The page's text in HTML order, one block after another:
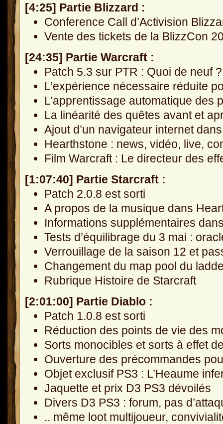
[4:25] Partie Blizzard :
Conference Call d’Activision
Vente des tickets de la BlizzCon
[24:35] Partie Warcraft :
Patch 5.3 sur PTR : Quoi de neuf ?
L’expérience nécessaire réduite
L’apprentissage automatique des
La linéarité des quêtes avant et
Ajout d’un navigateur internet
Hearthstone : news, vidéo, live,
Film Warcraft : Le directeur des
[1:07:40] Partie Starcraft :
Patch 2.0.8 est sorti
A propos de la musique dans
Informations supplémentaires
Tests d’équilibrage du 3 mai :
Verrouillage de la saison 12 et
Changement du map pool du
Rubrique Histoire de Starcraft
[2:01:00] Partie Diablo :
Patch 1.0.8 est sorti
Réduction des points de vie des
Sorts monocibles et sorts à effet
Ouverture des précommandes
Objet exclusif PS3 : L’Heaume
Jaquette et prix D3 PS3 dévoilés
Divers D3 PS3 : forum, pas
.. même loot multijoueur,